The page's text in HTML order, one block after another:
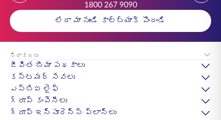
1800 267 9090
లేదా మా నుండి కాల్‌బ్యాక్ పొందండి
నిరాకరణ
జీవిత బీమా పథకాలు
కస్టమర్ సేవలు
ఎస్‌బిఐ లైఫ్
గ్రూప్ కంపెనీలు
గ్రూప్ ఇన్సూరెన్స్ ప్లాన్లు